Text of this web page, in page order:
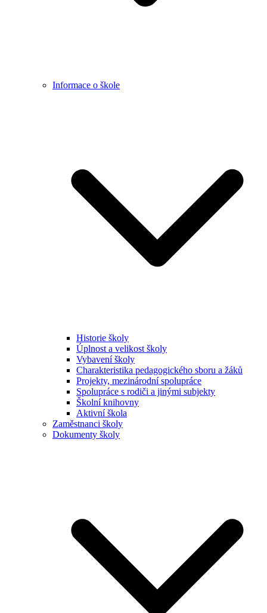
Informace o škole
Historie školy
Úplnost a velikost školy
Vybavení školy
Charakteristika pedagogického sboru a žáků
Projekty, mezinárodní spolupráce
Spolupráce s rodiči a jinými subjekty
Školní knihovny
Aktivní škola
Zaměstnanci školy
Dokumenty školy